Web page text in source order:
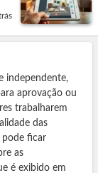
independente,
aprovação ou
trabalharem
das
pode ficar
as
é exibido em